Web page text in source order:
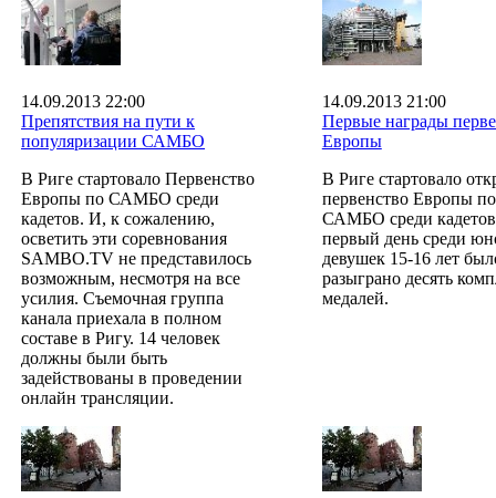
14.09.2013 22:00
Препятствия на пути к
популяризации САМБО
В Риге стартовало Первенство
Европы по САМБО среди
кадетов. И, к сожалению,
осветить эти соревнования
SAMBO.TV не представилось
возможным, несмотря на все
усилия. Съемочная группа
канала приехала в полном
составе в Ригу. 14 человек
должны были быть
задействованы в проведении
онлайн трансляции.
14.09.2013 21:00
Первые награды
Европы
В Риге стартовало
первенство Европы по
САМБО среди
первый день среди
девушек 15-16 лет
разыграно десять
медалей.